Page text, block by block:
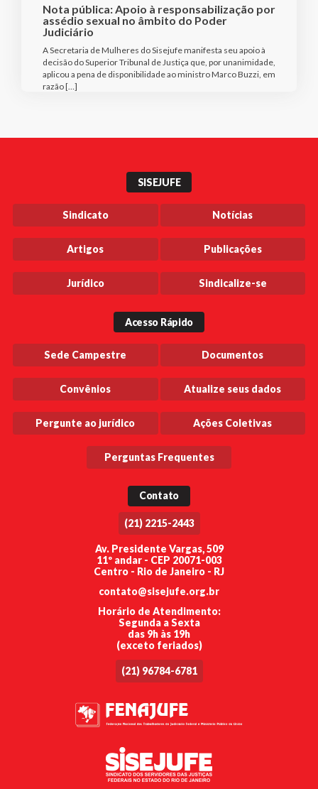
Nota pública: Apoio à responsabilização por
assédio sexual no âmbito do Poder
Judiciário
A Secretaria de Mulheres do Sisejufe manifesta seu apoio à
decisão do Superior Tribunal de Justiça que, por unanimidade,
aplicou a pena de disponibilidade ao ministro Marco Buzzi, em
razão […]
SISEJUFE
Sindicato Notícias
Artigos Publicações
Jurídico Sindicalize-se
Acesso Rápido
Sede Campestre Documentos
Convênios Atualize seus dados
Pergunte ao jurídico Ações Coletivas
Perguntas Frequentes
Contato
(21) 2215-2443
Av. Presidente Vargas, 509
11º andar - CEP 20071-003
Centro - Rio de Janeiro - RJ
contato@sisejufe.org.br
Horário de Atendimento:
Segunda a Sexta
das 9h às 19h
(exceto feriados)
(21) 96784-6781